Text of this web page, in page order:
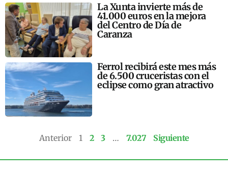
La Xunta invierte más de
41.000 euros en la mejora
del Centro de Día de
Caranza
Ferrol recibirá este mes más
de 6.500 cruceristas con el
eclipse como gran atractivo
Anterior 1 2 3 … 7.027 Siguiente